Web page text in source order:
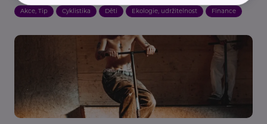
Akce, Tip Cyklistika Děti Ekologie, udržitelnost Finance